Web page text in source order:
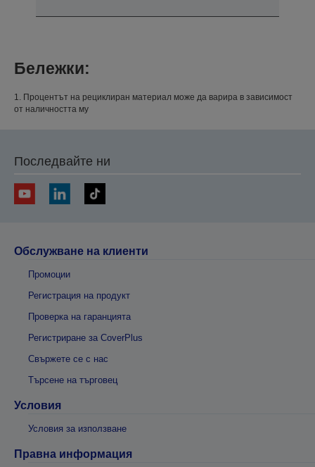
Бележки:
1. Процентът на рециклиран материал може да варира в зависимост
от наличността му
Последвайте ни
Обслужване на клиенти
Промоции
Регистрация на продукт
Проверка на гаранцията
Регистриране за CoverPlus
Свържете се с нас
Търсене на търговец
Условия
Условия за използване
Правна информация